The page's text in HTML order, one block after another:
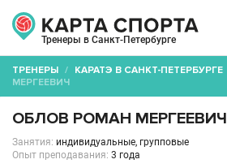
Тренеры в Санкт-Петербурге
ТРЕНЕРЫ / КАРАТЭ В САНКТ-ПЕТЕРБУРГЕ
МЕРГЕЕВИЧ
ОБЛОВ РОМАН МЕРГЕЕВИЧ
Занятия: индивидуальные, групповые
Опыт преподавания: 3 года